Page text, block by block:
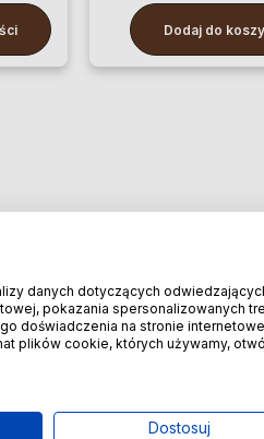
Dodaj do
z Chin
🚢
100 klientów
danych dotyczących
pokazania spersonalizowanych
doświadczenia na stronie
plików cookie, których używamy,
Dostosuj